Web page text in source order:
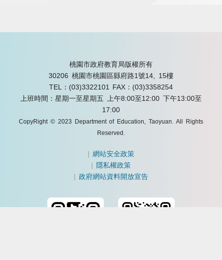
桃園市政府教育局版權所有
30206 桃園市桃園區縣府路1號14, 15樓
TEL：(03)3322101
FAX：(03)3358254
上班時間：星期一至星期五 上午8:00至12:00 下午13:00至
17:00
CopyRight © 2023 Department of Education, Taoyuan. All Rights
Reserved.
|網站安全政策
| 隱私權政策
|政府網站資料開放宣告